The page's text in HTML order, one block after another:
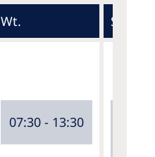
Wt. Śr.
07:30 - 13:30